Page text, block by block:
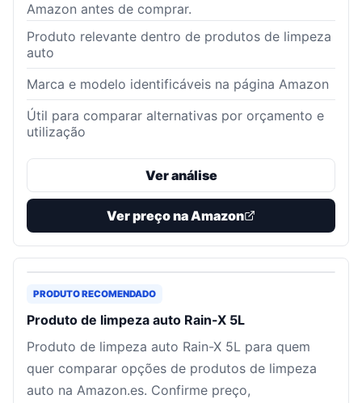
Amazon antes de comprar.
Produto relevante dentro de produtos de limpeza
auto
Marca e modelo identificáveis na página Amazon
Útil para comparar alternativas por orçamento e
utilização
Ver análise
Ver preço na Amazon
PRODUTO RECOMENDADO
Produto de limpeza auto Rain-X 5L
Produto de limpeza auto Rain-X 5L para quem
quer comparar opções de produtos de limpeza
auto na Amazon.es. Confirme preço,